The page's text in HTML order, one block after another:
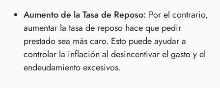
Aumento de la Tasa de Reposo: Por el contrario,
aumentar la tasa de reposo hace que pedir
prestado sea más caro. Esto puede ayudar a
controlar la inflación al desincentivar el gasto y el
endeudamiento excesivos.